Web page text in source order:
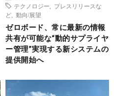
テクノロジー
プレスリリースな
ど
動向/展望
ゼロボード、常に最新の情報
共有が可能な“動的サプライヤ
ー管理”実現する新システムの
提供開始へ